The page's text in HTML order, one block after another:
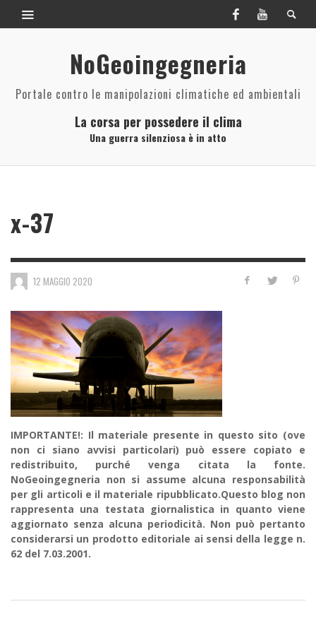
NoGeoingegneria
Portale contro le manipolazioni climatiche ed ambientali
La corsa per possedere il clima
Una guerra silenziosa è in atto
x-37
12 MAGGIO 2020
IMPORTANTE!: Il materiale presente in questo sito (ove
non ci siano avvisi particolari) può essere copiato e
redistribuito, purché venga citata la fonte.
NoGeoingegneria non si assume alcuna responsabilità
per gli articoli e il materiale ripubblicato.Questo blog non
rappresenta una testata giornalistica in quanto viene
aggiornato senza alcuna periodicità. Non può pertanto
considerarsi un prodotto editoriale ai sensi della legge n.
62 del 7.03.2001.